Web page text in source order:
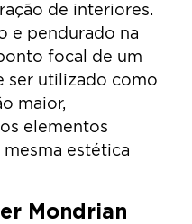
de interiores.
e pendurado na
focal de um
ser utilizado como
maior,
elementos
estética
Mondrian